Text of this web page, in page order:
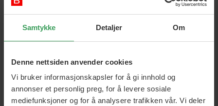
Samtykke Detaljer Om
Denne nettsiden anvender cookies
Vi bruker informasjonskapsler for å gi innhold og
annonser et personlig preg, for å levere sosiale
mediefunksjoner og for å analysere trafikken vår. Vi deler
DETALJER
Sku:
1700039448
Kategori:
Sminke Lepper Leppestift
Hot - TikTok
Brands:
Moodmatcher